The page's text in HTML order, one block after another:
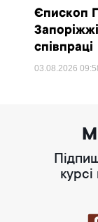
Єпископ
співпраці
03.08.2026
курсі